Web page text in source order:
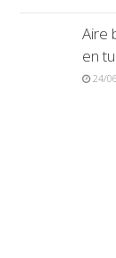
Aire
en
24/